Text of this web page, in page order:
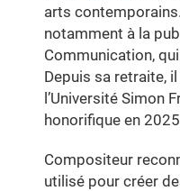
arts
notamment à la
Communication,
Depuis sa retraite,
l’Université Simon
honorifique en
Compositeur
utilisé pour créer